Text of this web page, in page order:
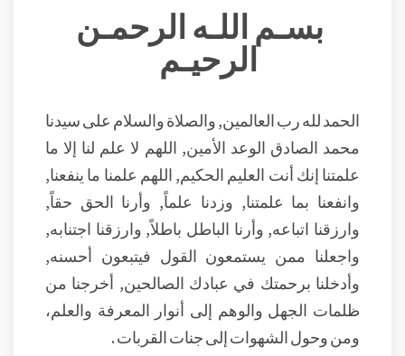
بسـم اللـه الرحمـن
الرحيـم
الحمد لله رب العالمين, والصلاة والسلام على سيدنا
محمد الصادق الوعد الأمين, اللهم لا علم لنا إلا ما
علمتنا إنك أنت العليم الحكيم, اللهم علمنا ما ينفعنا,
وانفعنا بما علمتنا, وزدنا علماً, وأرنا الحق حقاً,
وارزقنا اتباعه, وأرنا الباطل باطلاً, وارزقنا اجتنابه,
واجعلنا ممن يستمعون القول فيتبعون أحسنه,
وأدخلنا برحمتك في عبادك الصالحين, أخرجنا من
ظلمات الجهل والوهم إلى أنوار المعرفة والعلم،
ومن وحول الشهوات إلى جنات القربات .